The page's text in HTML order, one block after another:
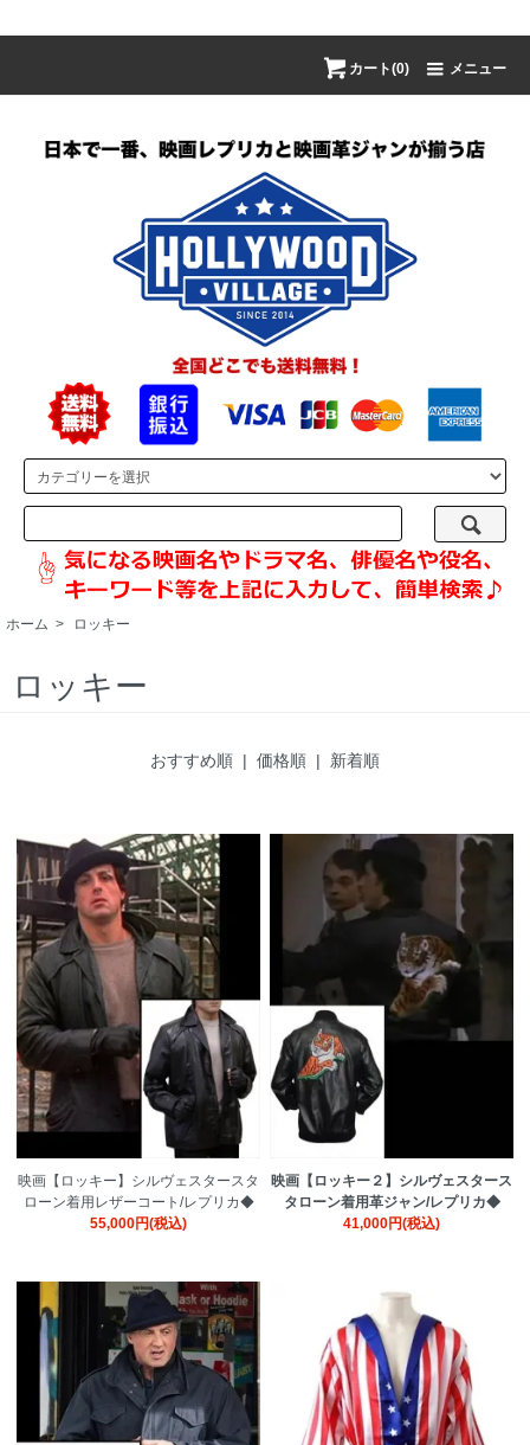
カート(0) メニュー
ホーム > ロッキー
ロッキー
おすすめ順 | 価格順 | 新着順
映画【ロッキー】シルヴェスタースタ
ローン着用レザーコート/レプリカ◆
55,000円(税込)
映画【ロッキー２】シルヴェスタース
タローン着用革ジャン/レプリカ◆
41,000円(税込)